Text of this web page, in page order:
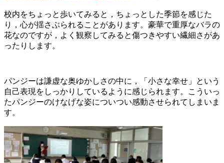
校内をちょっと歩いてみると，ちょっとした季節を感じた
り，心が揺さぶられることがあります。豪華で重厚なバラの
花なのですが，よく観察してみると傷つきやすい繊細さがあ
ったりします。
パンジーは謙虚な奥ゆかしさの中に，「小さな幸せ」という
自己表現をしっかりしているように感じられます。こういっ
たパンジーのけなげな姿についつい感動させられてしまいま
す。